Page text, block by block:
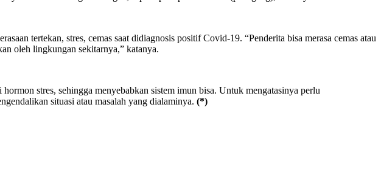
tertekan, stres, cemas saat didiagnosis positif Covid-19. “Penderita bisa merasa cemas atau
oleh lingkungan sekitarnya,” katanya.
stres, sehingga menyebabkan sistem imun bisa. Untuk mengatasinya perlu
situasi atau masalah yang dialaminya. (*)